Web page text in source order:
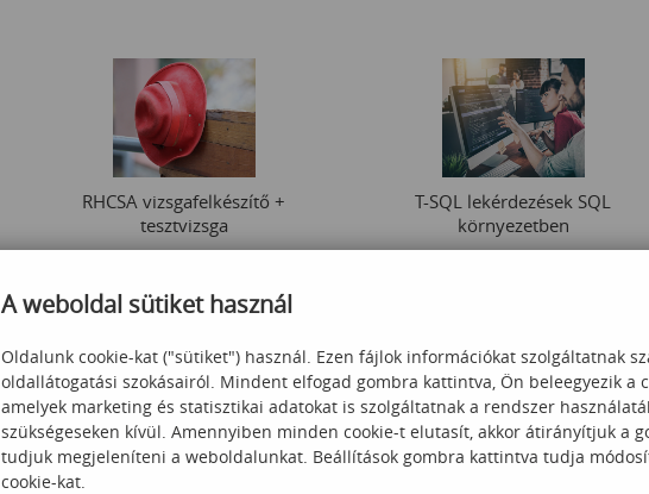
RHCSA vizsgafelkészítő +
tesztvizsga
345 000Ft
T-SQL lekérdezések SQL
környezetben
A weboldal sütiket használ
Oldalunk cookie-kat ("sütiket") használ. Ezen fájlok információkat szolgáltatnak
oldallátogatási szokásairól. Mindent elfogad gombra kattintva, Ön beleegyezik a
amelyek marketing és statisztikai adatokat is szolgáltatnak a rendszer
szükségeseken kívül. Amennyiben minden cookie-t elutasít, akkor átirányítjuk a
tudjuk megjeleníteni a weboldalunkat. Beállítások gombra kattintva tudja
cookie-kat.